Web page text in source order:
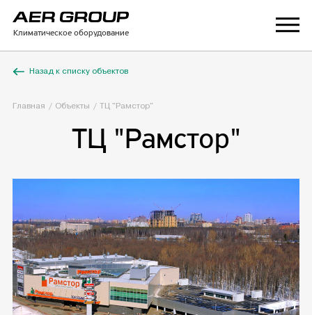
Климатическое оборудование
Назад к списку объектов
Главная Объекты ТЦ "Рамстор"
ТЦ "Рамстор"